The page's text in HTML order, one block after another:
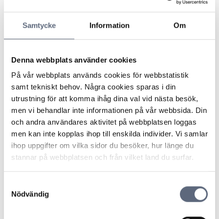
Samtycke Information Om
Denna webbplats använder cookies
På vår webbplats används cookies för webbstatistik
samt tekniskt behov. Några cookies sparas i din
utrustning för att komma ihåg dina val vid nästa besök,
men vi behandlar inte informationen på vår webbsida. Din
och andra användares aktivitet på webbplatsen loggas
men kan inte kopplas ihop till enskilda individer. Vi samlar
ihop uppgifter om vilka sidor du besöker, hur länge du
stannar på webbplatsen och från vilket land du surfar.
Nödvändig
debiterat mig för en betalteletjänst?
Det dras pengar på min mobilräkning från
Får minderåriga använda betalteletjänster
eller göra andra typer av köp via ett
abonnemang?
Vad är en betalteletjänst/förmedlad/övrig
tjänst på fakturan/räkningen?